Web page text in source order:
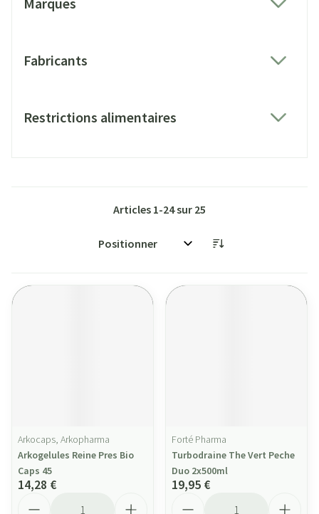
Fabricants
Restrictions alimentaires
Articles 1-24sur 25
Trier par:
Arkocaps, Arkopharma
Arkogelules Reine Pres Bio
Caps 45
14,28 €
Forté Pharma
Turbodraine The Vert Peche
Duo 2x500ml
19,95 €